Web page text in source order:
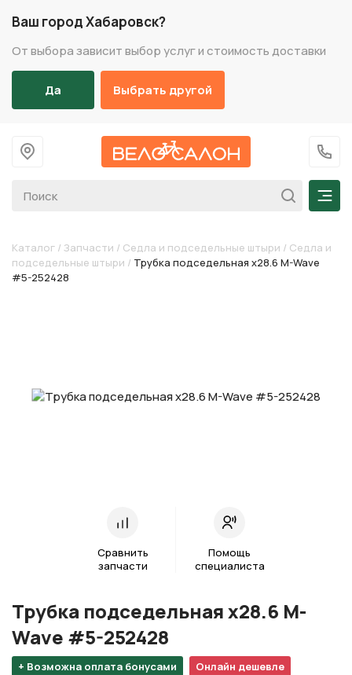
Ваш город Хабаровск?
От выбора зависит выбор услуг и стоимость доставки
Да Выбрать другой
На главную
+7
Каталог / Запчасти / Седла и подседельные штыри / Седла и
подседельные штыри / Трубка подседельная х28.6 M-Wave
#5-252428
Сравнить
запчасти
Помощь
специалиста
+ Возможна оплата бонусами Онлайн дешевле
Трубка подседельная х28.6 M-
Wave #5-252428